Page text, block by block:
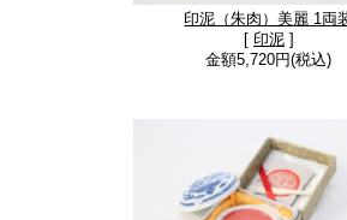
印泥（朱肉）美麗 1両
印泥]
金額5,720円(税込)